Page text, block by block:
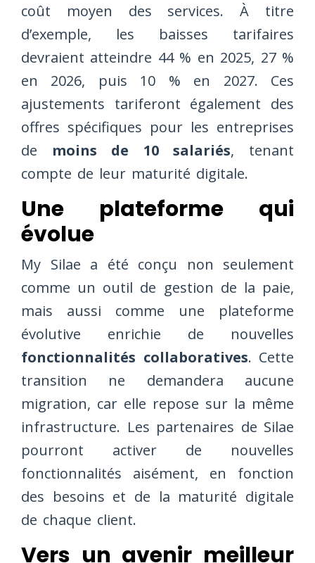
coût moyen des services. À titre
d’exemple, les baisses tarifaires
devraient atteindre 44 % en 2025, 27 %
en 2026, puis 10 % en 2027. Ces
ajustements tariferont également des
offres spécifiques pour les entreprises
de moins de 10 salariés, tenant
compte de leur maturité digitale.
Une plateforme qui
évolue
My Silae a été conçu non seulement
comme un outil de gestion de la paie,
mais aussi comme une plateforme
évolutive enrichie de nouvelles
fonctionnalités collaboratives. Cette
transition ne demandera aucune
migration, car elle repose sur la même
infrastructure. Les partenaires de Silae
pourront activer de nouvelles
fonctionnalités aisément, en fonction
des besoins et de la maturité digitale
de chaque client.
Vers un avenir meilleur